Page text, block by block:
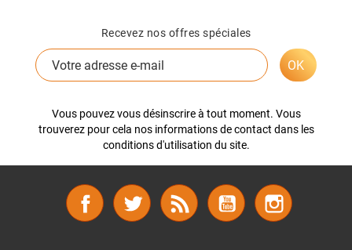
Recevez nos offres spéciales
Vous pouvez vous désinscrire à tout moment. Vous
trouverez pour cela nos informations de contact dans les
conditions d'utilisation du site.
Facebook Twitter Rss YouTube